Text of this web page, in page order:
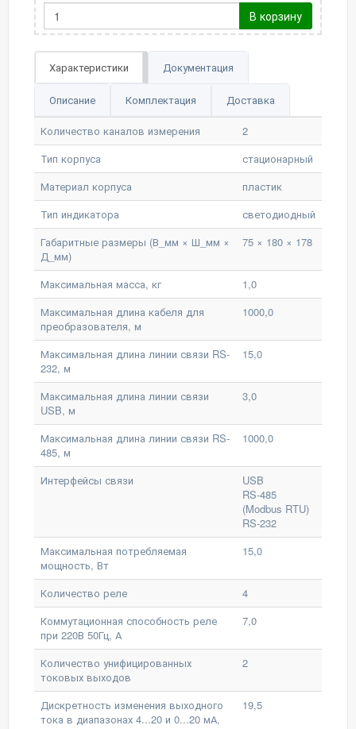
В корзину
Характеристики Документация
Описание Комплектация Доставка
Количество каналов измерения
2
Тип корпуса
стационарный
Материал корпуса
пластик
Тип индикатора
светодиодный
Габаритные размеры (В_мм × Ш_мм ×
Д_мм)
75 × 180 × 178
Максимальная масса, кг
1,0
Максимальная длина кабеля для
преобразователя, м
1000,0
Максимальная длина линии связи RS-
232, м
15,0
Максимальная длина линии связи
USB, м
3,0
Максимальная длина линии связи RS-
485, м
1000,0
Интерфейсы связи
USB
RS-485
(Modbus RTU)
RS-232
Максимальная потребляемая
мощность, Вт
15,0
Количество реле
4
Коммутационная способность реле
при 220В 50Гц, А
7,0
Количество унифицированных
токовых выходов
2
Дискретность изменения выходного
тока в диапазонах 4...20 и 0...20 мА,
19,5